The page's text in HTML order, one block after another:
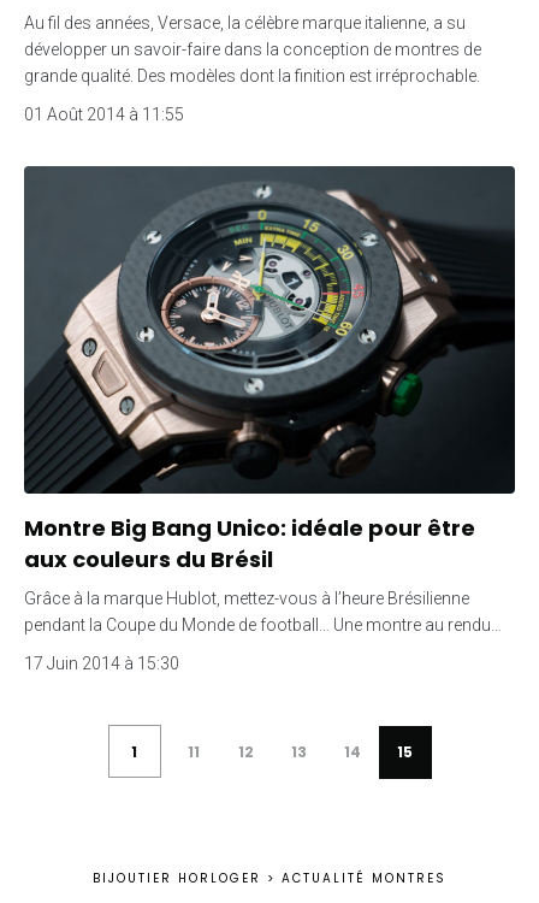
Au fil des années, Versace, la célèbre marque italienne, a su
développer un savoir-faire dans la conception de montres de
grande qualité. Des modèles dont la finition est irréprochable.
01 Août 2014 à 11:55
Montre Big Bang Unico: idéale pour être
aux couleurs du Brésil
Grâce à la marque Hublot, mettez-vous à l’heure Brésilienne
pendant la Coupe du Monde de football… Une montre au rendu…
17 Juin 2014 à 15:30
1 11 12 13 14 15
BIJOUTIER HORLOGER > ACTUALITÉ MONTRES